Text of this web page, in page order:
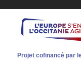
Projet cofinancé par